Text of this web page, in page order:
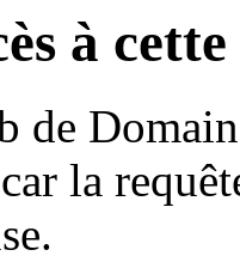
à
de
la